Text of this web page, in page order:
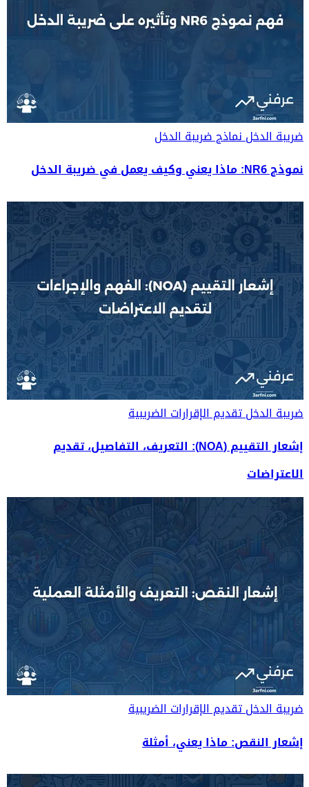
ضريبة الدخلنماذج ضريبة الدخل
نموذج NR6: ماذا يعني وكيف يعمل في ضريبة الدخل
ضريبة الدخلتقديم الإقرارات الضريبية
إشعار التقييم (NOA): التعريف، التفاصيل، تقديم
الاعتراضات
ضريبة الدخلتقديم الإقرارات الضريبية
إشعار النقص: ماذا يعني، أمثلة